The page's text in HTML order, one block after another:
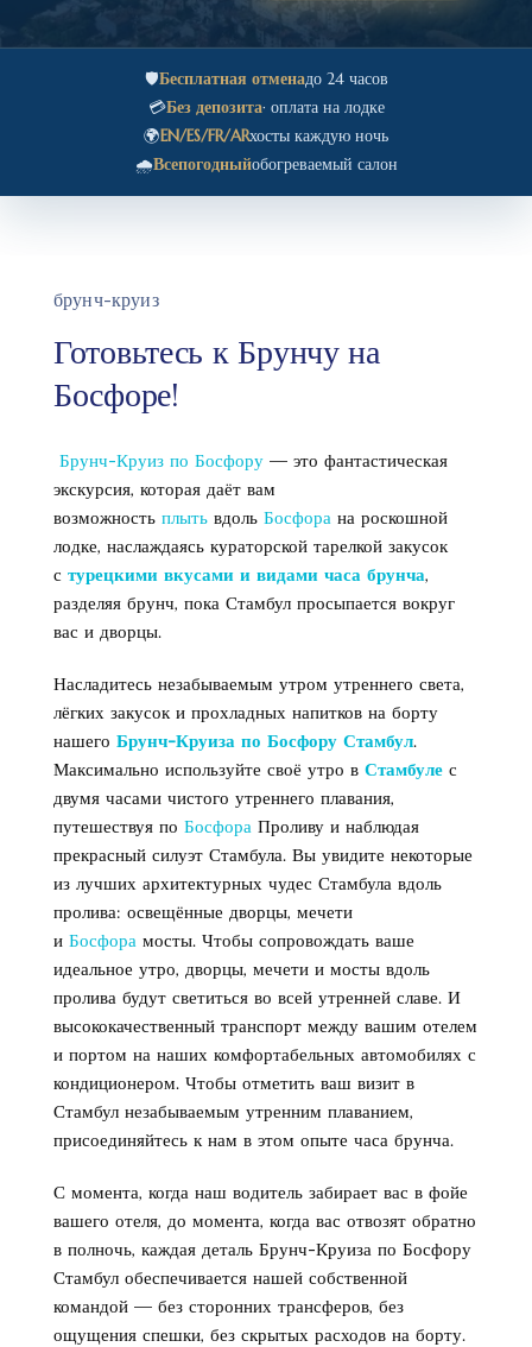
🛡️Бесплатная отменадо 24 часов
💳Без депозита· оплата на лодке
🌍EN/ES/FR/ARхосты каждую ночь
🌧️Всепогодныйобогреваемый салон
брунч-круиз
Готовьтесь к Брунчу на
Босфоре!
Брунч-Круиз по Босфору — это фантастическая
экскурсия, которая даёт вам
возможность плыть вдоль Босфора на роскошной
лодке, наслаждаясь кураторской тарелкой закусок
с турецкими вкусами и видами часа брунча,
разделяя брунч, пока Стамбул просыпается вокруг
вас и дворцы.
Насладитесь незабываемым утром утреннего света,
лёгких закусок и прохладных напитков на борту
нашего Брунч-Круиза по Босфору Стамбул.
Максимально используйте своё утро в Стамбуле с
двумя часами чистого утреннего плавания,
путешествуя по Босфора Проливу и наблюдая
прекрасный силуэт Стамбула. Вы увидите некоторые
из лучших архитектурных чудес Стамбула вдоль
пролива: освещённые дворцы, мечети
и Босфора мосты. Чтобы сопровождать ваше
идеальное утро, дворцы, мечети и мосты вдоль
пролива будут светиться во всей утренней славе. И
высококачественный транспорт между вашим отелем
и портом на наших комфортабельных автомобилях с
кондиционером. Чтобы отметить ваш визит в
Стамбул незабываемым утренним плаванием,
присоединяйтесь к нам в этом опыте часа брунча.
С момента, когда наш водитель забирает вас в фойе
вашего отеля, до момента, когда вас отвозят обратно
в полночь, каждая деталь Брунч-Круиза по Босфору
Стамбул обеспечивается нашей собственной
командой — без сторонних трансферов, без
ощущения спешки, без скрытых расходов на борту.